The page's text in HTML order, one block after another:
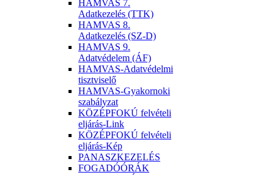
HAMVAS 7.
Adatkezelés (TTK)
HAMVAS 8.
Adatkezelés (SZ-D)
HAMVAS 9.
Adatvédelem (ÁF)
HAMVAS-Adatvédelmi
tisztviselő
HAMVAS-Gyakornoki
szabályzat
KÖZÉPFOKÚ felvételi
eljárás-Link
KÖZÉPFOKÚ felvételi
eljárás-Kép
PANASZKEZELÉS
FOGADÓÓRÁK